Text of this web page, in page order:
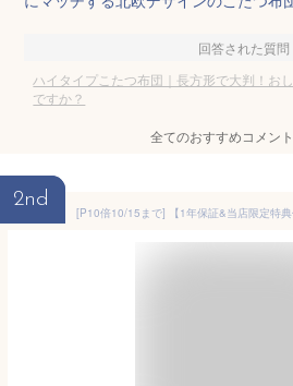
回答された質問
ハイタイプこたつ布団｜長方形で大判！お
ですか？
全てのおすすめコメント
2nd